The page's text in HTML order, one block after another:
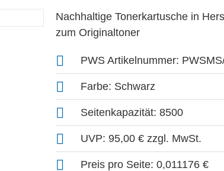
Nachhaltige Tonerkartusche in
zum Originaltoner
PWS Artikelnummer:
Farbe: Schwarz
Seitenkapazität: 8500
UVP: 95,00 € zzgl. MwSt.
Preis pro Seite: 0,011176 €